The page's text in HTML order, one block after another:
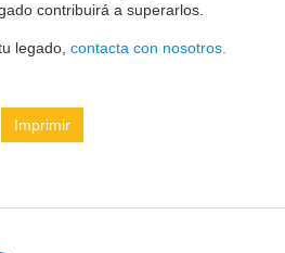
contribuirá a superarlos.
legado, contacta con nosotros.
Imprimir